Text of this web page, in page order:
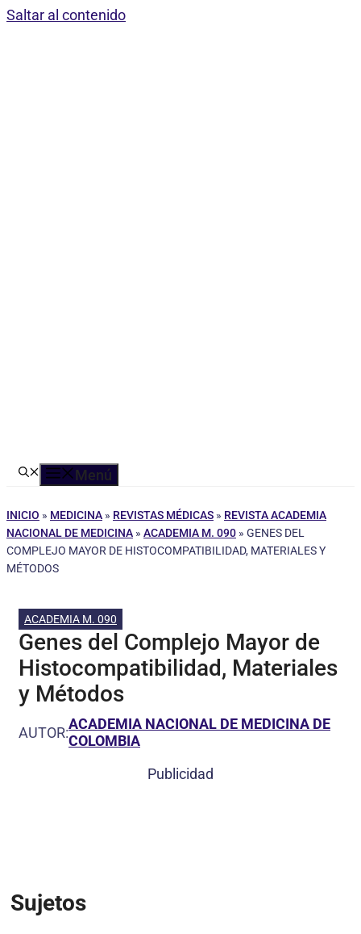
Saltar al contenido
Menú
INICIO » MEDICINA » REVISTAS MÉDICAS » REVISTA ACADEMIA
NACIONAL DE MEDICINA » ACADEMIA M. 090 » GENES DEL
COMPLEJO MAYOR DE HISTOCOMPATIBILIDAD, MATERIALES Y
MÉTODOS
ACADEMIA M. 090
Genes del Complejo Mayor de
Histocompatibilidad, Materiales
y Métodos
AUTOR:ACADEMIA NACIONAL DE MEDICINA DE
COLOMBIA
Publicidad
Sujetos